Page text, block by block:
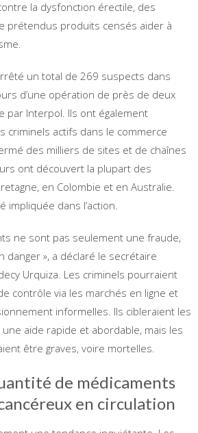
la dysfonction érectile, des
prétendus produits censés aider à
un total de 269 suspects dans
d’une opération de près de deux
par Interpol. Ils ont également
criminels actifs dans le commerce
des milliers de sites et de chaînes
ont découvert la plupart des
en Colombie et en Australie.
impliquée dans l’action.
ne sont pas seulement une fraude,
danger », a déclaré le secrétaire
Urquiza. Les criminels pourraient
contrôle via les marchés en ligne et
informelles. Ils cibleraient les
aide rapide et abordable, mais les
être graves, voire mortelles.
de médicaments
en circulation